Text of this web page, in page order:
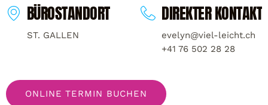
BÜROSTANDORT
ST. GALLEN
DIREKTER KONTAKT
evelyn@viel-leicht.ch
+41 76 502 28 28
ONLINE TERMIN BUCHEN